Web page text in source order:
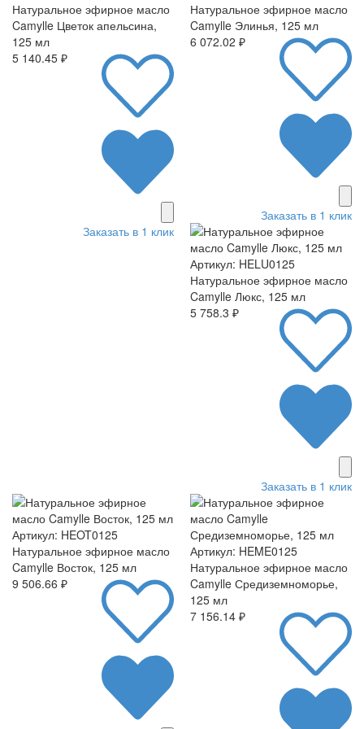
Натуральное эфирное масло
Camylle Цветок апельсина,
125 мл
5 140.45 ₽
Заказать в 1 клик
Натуральное эфирное масло
Camylle Элинья, 125 мл
6 072.02 ₽
Заказать в 1 клик
Артикул: HELU0125
Натуральное эфирное масло
Camylle Люкс, 125 мл
5 758.3 ₽
Заказать в 1 клик
Артикул: HEOT0125
Натуральное эфирное масло
Camylle Восток, 125 мл
9 506.66 ₽
Артикул: HEME0125
Натуральное эфирное масло
Camylle Средиземноморье,
125 мл
7 156.14 ₽